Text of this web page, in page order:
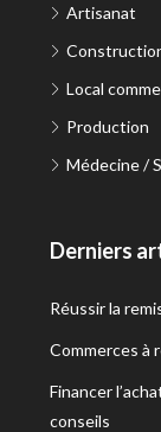
Artisanat
Local
Production
Médecine /
Derniers
Réussir la
Commerces à
Financer
conseils